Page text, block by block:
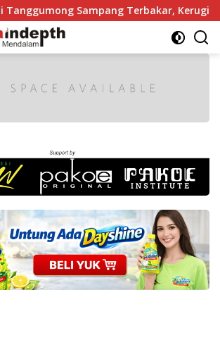
Sampang Terbakar, Kerugian